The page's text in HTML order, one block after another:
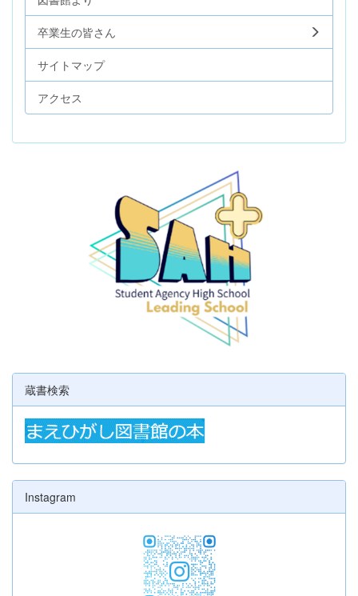
卒業生の皆さん
サイトマップ
アクセス
蔵書検索
Instagram